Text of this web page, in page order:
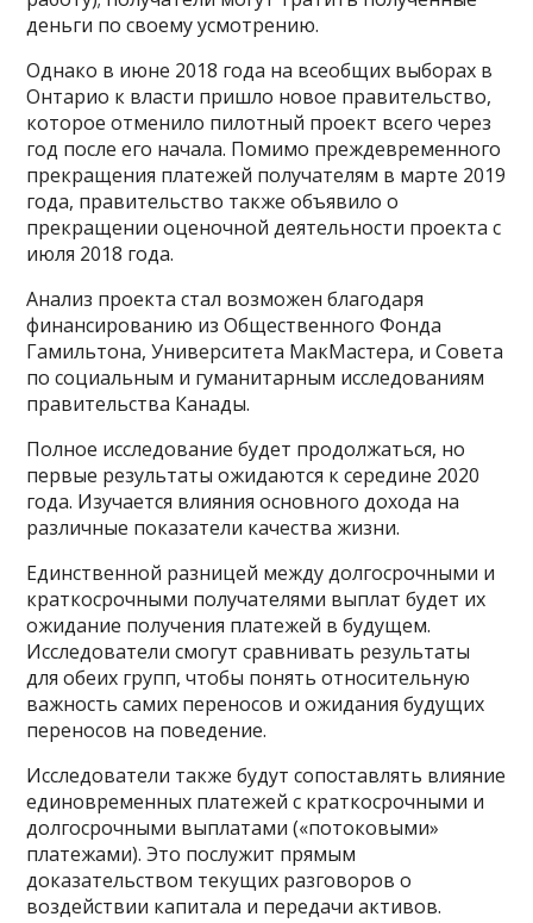
деньги по своему усмотрению.
Однако в июне 2018 года на всеобщих выборах в
Онтарио к власти пришло новое правительство,
которое отменило пилотный проект всего через
год после его начала. Помимо преждевременного
прекращения платежей получателям в марте 2019
года, правительство также объявило о
прекращении оценочной деятельности проекта с
июля 2018 года.
Анализ проекта стал возможен благодаря
финансированию из Общественного Фонда
Гамильтона, Университета МакМастера, и Совета
по социальным и гуманитарным исследованиям
правительства Канады.
Полное исследование будет продолжаться, но
первые результаты ожидаются к середине 2020
года. Изучается влияния основного дохода на
различные показатели качества жизни.
Единственной разницей между долгосрочными и
краткосрочными получателями выплат будет их
ожидание получения платежей в будущем.
Исследователи смогут сравнивать результаты
для обеих групп, чтобы понять относительную
важность самих переносов и ожидания будущих
переносов на поведение.
Исследователи также будут сопоставлять влияние
единовременных платежей с краткосрочными и
долгосрочными выплатами («потоковыми»
платежами). Это послужит прямым
доказательством текущих разговоров о
воздействии капитала и передачи активов.